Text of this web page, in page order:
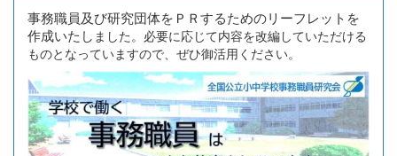
事務職員及び研究団体をＰＲするためのリーフレットを
作成いたし ました。必要に応じて内容を改編していただける
ものとなっていますので、ぜひ御活用ください。